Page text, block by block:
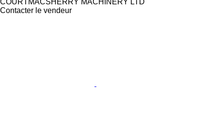
COURTMACSHERRY MACHINERY LTD
Contacter le vendeur